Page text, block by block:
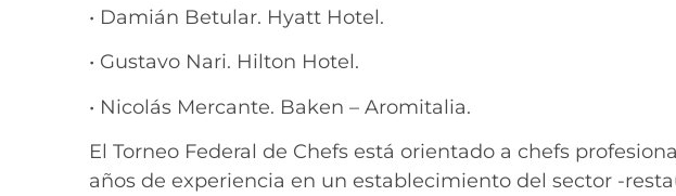
• Damián Betular. Hyatt Hotel.
• Gustavo Nari. Hilton Hotel.
• Nicolás Mercante. Baken – Aromitalia.
El Torneo Federal de Chefs está orientado a chefs
años de experiencia en un establecimiento del sector -